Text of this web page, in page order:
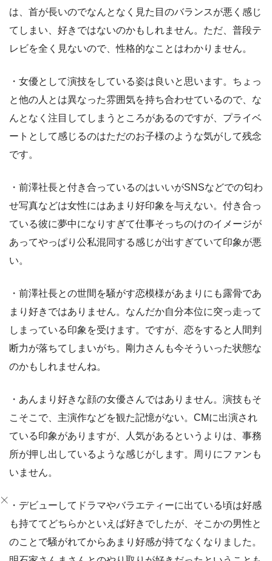
は、首が長いのでなんとなく見た目のバランスが悪く感じ
てしまい、好きではないのかもしれません。ただ、普段テ
レビを全く見ないので、性格的なことはわかりません。
・女優として演技をしている姿は良いと思います。ちょっ
と他の人とは異なった雰囲気を持ち合わせているので、な
んとなく注目してしまうところがあるのですが、プライベ
ートとして感じるのはただのお子様のような気がして残念
です。
・前澤社長と付き合っているのはいいがSNSなどでの匂わ
せ写真などは女性にはあまり好印象を与えない。付き合っ
ている彼に夢中になりすぎて仕事そっちのけのイメージが
あってやっぱり公私混同する感じが出すぎていて印象が悪
い。
・前澤社長との世間を騒がす恋模様があまりにも露骨であ
まり好きではありません。なんだか自分本位に突っ走って
しまっている印象を受けます。ですが、恋をすると人間判
断力が落ちてしまいがち。剛力さんも今そういった状態な
のかもしれませんね。
・あんまり好きな顔の女優さんではありません。演技もそ
こそこで、主演作などを観た記憶がない。CMに出演され
ている印象がありますが、人気があるというよりは、事務
所が押し出しているような感じがします。周りにファンも
いません。
・デビューしてドラマやバラエティーに出ている頃は好感
も持ててどちらかといえば好きでしたが、そこかの男性と
のことで騒がれてからあまり好感が持てなくなりました。